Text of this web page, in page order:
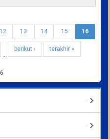
12 13 14 15 16
berikut › terakhir »